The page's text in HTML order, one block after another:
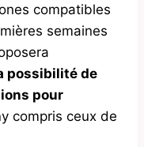
compatibles
semaines
possibilité de
pour
y compris ceux de